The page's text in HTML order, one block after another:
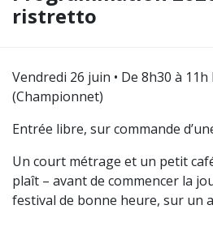
ristretto
Vendredi 26 juin • De 8h30 à 11h
(Championnet)
Entrée libre, sur commande
Un court métrage et un petit
plaît – avant de commencer la
festival de bonne heure, sur un